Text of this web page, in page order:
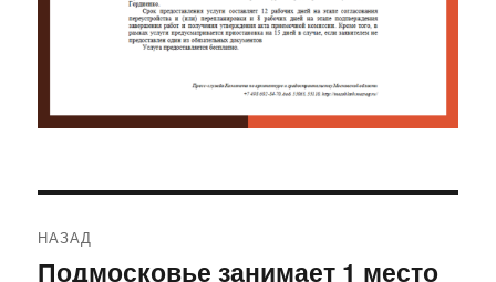
по
НАЗАД
Предыдущая
Подмосковье занимает 1 место